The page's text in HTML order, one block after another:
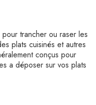
trancher ou raser les
plats cuisinés et autres
conçus pour
a déposer sur vos plats